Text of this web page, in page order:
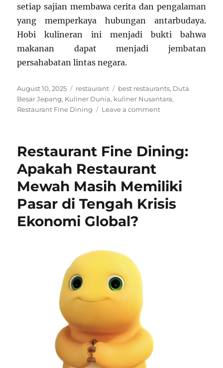
setiap sajian membawa cerita dan pengalaman
yang memperkaya hubungan antarbudaya.
Hobi kulineran ini menjadi bukti bahwa
makanan dapat menjadi jembatan
persahabatan lintas negara.
Posted
on
August 10, 2025 Categories
restaurant Tags
best restaurants, Duta
Besar Jepang, Kuliner Dunia, kuliner Nusantara,
Restaurant Fine Dining
Leave a commenton
Eksplorasi
Kuliner
Bakmi
Godog
dan
Restaurant Fine Dining:
Apakah Restaurant
Mewah Masih Memiliki
Pasar di Tengah Krisis
Ekonomi Global?